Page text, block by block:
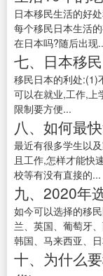
日本移民生活的好
每个移民日本生活
在日本吗?随后出现
七、日本移
移民日本的利处:(1)
可以在就业,工作,上
限制要方便...
八、如何最
最近有很多学生以
且工作,怎样才能快
校等有没有直接的...
九、2020年
如今可以选择的移
兰、英国、葡萄牙
韩国、马来西亚、
十、为什么